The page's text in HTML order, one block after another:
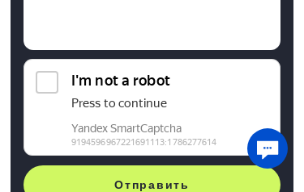
Отправить